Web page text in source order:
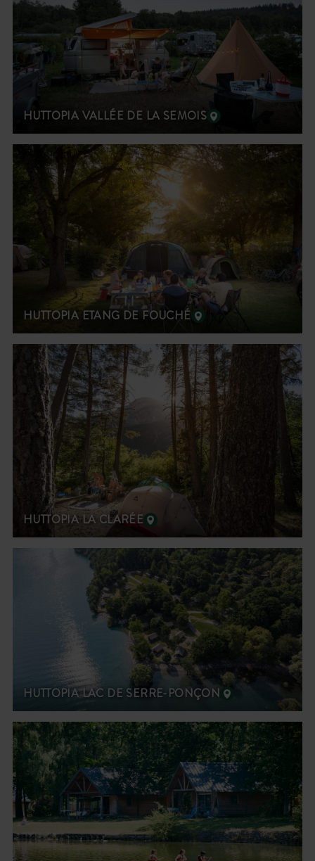
HUTTOPIA VALLÉE DE LA SEMOIS
HUTTOPIA ETANG DE FOUCHÉ
HUTTOPIA LA CLARÉE
HUTTOPIA LAC DE SERRE-PONÇON